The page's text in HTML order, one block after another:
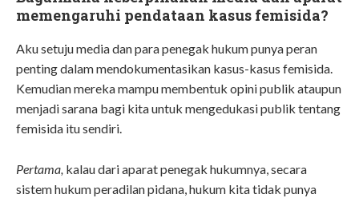
memengaruhi pendataan kasus femisida?
Aku setuju media dan para penegak hukum punya peran
penting dalam mendokumentasikan kasus-kasus femisida.
Kemudian mereka mampu membentuk opini publik ataupun
menjadi sarana bagi kita untuk mengedukasi publik tentang
femisida itu sendiri.
Pertama, kalau dari aparat penegak hukumnya, secara
sistem hukum peradilan pidana, hukum kita tidak punya